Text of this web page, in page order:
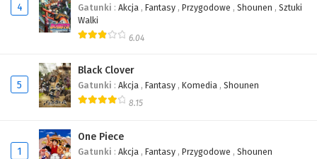
4 Gatunki : Akcja , Fantasy , Przygodowe , Shounen , Sztuki
Walki
6.04
5
Black Clover
Gatunki : Akcja , Fantasy , Komedia , Shounen
8.15
1
One Piece
Gatunki : Akcja , Fantasy , Przygodowe , Shounen